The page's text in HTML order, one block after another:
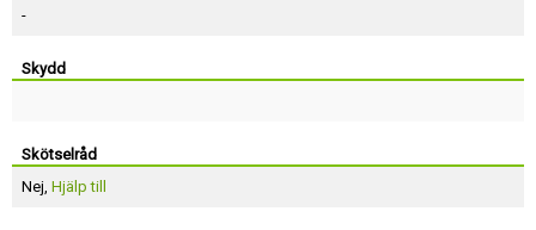
-
Skydd
Skötselråd
Nej, Hjälp till